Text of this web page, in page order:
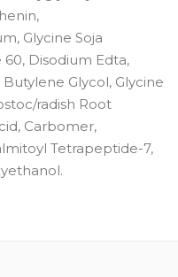
Glycine Soja
Disodium Edta,
Glycol, Glycine
radish Root
Carbomer,
Tetrapeptide-7,